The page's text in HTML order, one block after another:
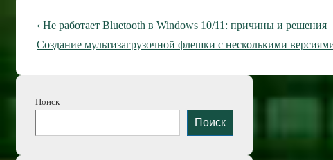
Навигация
по
Предыдущая
запись
‹ Не работает Bluetooth в Windows 10/11: причины и решения
Следующая
Создание мультизагрузочной флешки с несколькими
Поиск
Поиск